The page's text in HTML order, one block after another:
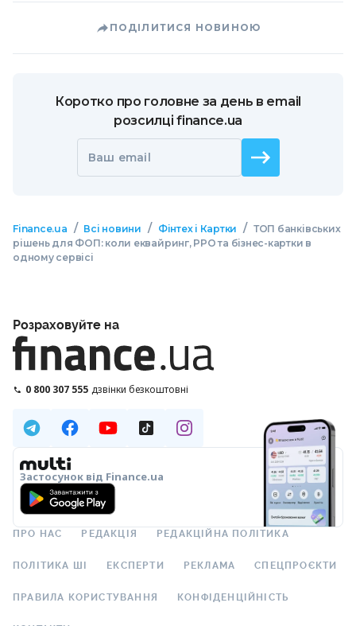
ПОДІЛИТИСЯ НОВИНОЮ
Коротко про головне за день в email
розсилці finance.ua
Ваш email
Finance.ua / Всі новини / Фінтех і Картки / ТОП банківських
рішень для ФОП: коли еквайринг, РРО та бізнес-картки в
одному сервісі
Розраховуйте на
0 800 307 555 дзвінки безкоштовні
Застосунок від Finance.ua
ПРО НАС РЕДАКЦІЯ РЕДАКЦІЙНА ПОЛІТИКА
ПОЛІТИКА ШІ ЕКСПЕРТИ РЕКЛАМА СПЕЦПРОЄКТИ
ПРАВИЛА КОРИСТУВАННЯ КОНФІДЕНЦІЙНІСТЬ